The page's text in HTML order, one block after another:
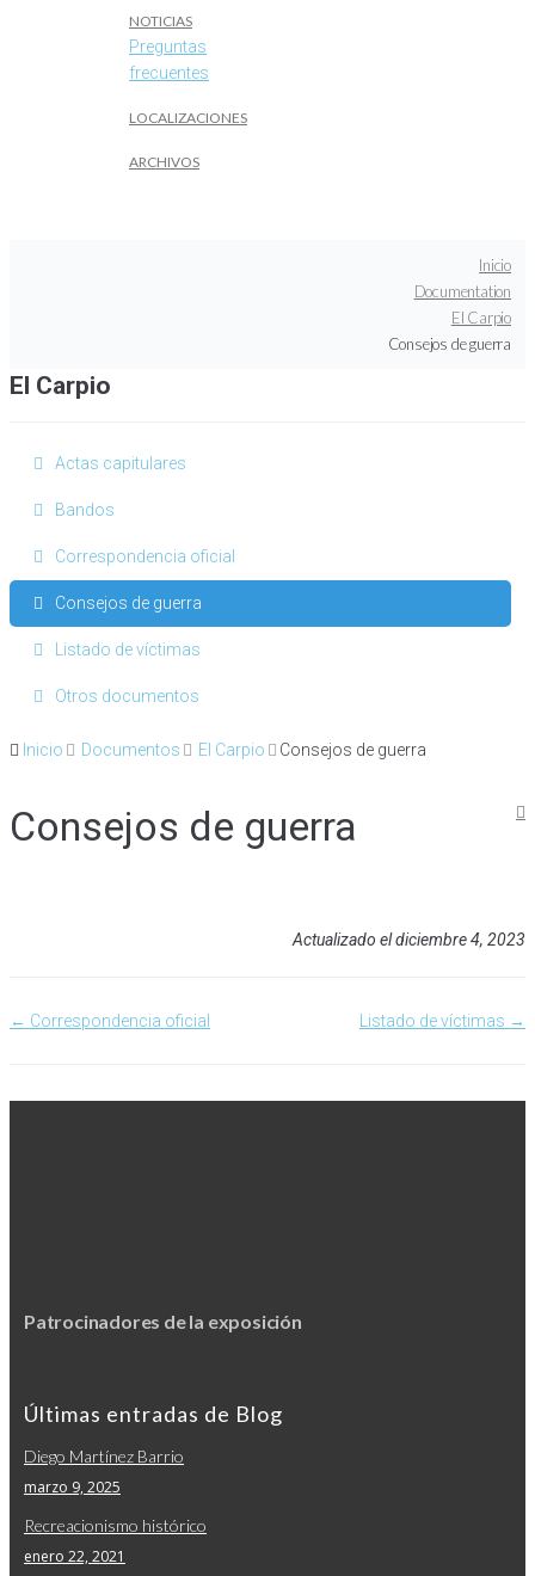
NOTICIAS
Preguntas
frecuentes
LOCALIZACIONES
ARCHIVOS
Inicio
Documentation
El Carpio
Consejos de guerra
El Carpio
Actas capitulares
Bandos
Correspondencia oficial
Consejos de guerra
Listado de víctimas
Otros documentos
Inicio Documentos El Carpio Consejos de guerra
Consejos de guerra
Actualizado el diciembre 4, 2023
← Correspondencia oficial Listado de víctimas →
Patrocinadores de la exposición
Últimas entradas de Blog
Diego Martínez Barrio
marzo 9, 2025
Recreacionismo histórico
enero 22, 2021